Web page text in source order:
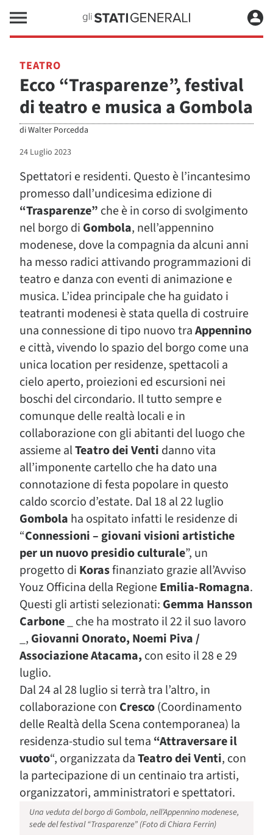
TEATRO
Ecco “Trasparenze”, festival
di teatro e musica a Gombola
diWalter Porcedda
24 Luglio 2023
Spettatori e residenti. Questo è l’incantesimo
promesso dall’undicesima edizione di
“Trasparenze” che è in corso di svolgimento
nel borgo di Gombola, nell’appennino
modenese, dove la compagnia da alcuni anni
ha messo radici attivando programmazioni di
teatro e danza con eventi di animazione e
musica. L’idea principale che ha guidato i
teatranti modenesi è stata quella di costruire
una connessione di tipo nuovo traAppennino
e città, vivendo lo spazio del borgo come una
unica location per residenze, spettacoli a
cielo aperto, proiezioni ed escursioni nei
boschi del circondario. Il tutto sempre e
comunque delle realtà locali e in
collaborazione con gli abitanti del luogo che
assieme alTeatro dei Venti danno vita
all’imponente cartello che ha dato una
connotazione di festa popolare in questo
caldo scorcio d’estate. Dal 18 al 22 luglio
Gombola ha ospitato infatti le residenze di
“Connessioni – giovani visioni artistiche
per un nuovo presidio culturale”, un
progetto di Korasfinanziato grazie all’Avviso
Youz Officina della RegioneEmilia-Romagna.
Questi gli artisti selezionati: Gemma Hansson
Carbone_ che ha mostrato il 22 il suo lavoro
_, Giovanni Onorato, Noemi Piva /
Associazione Atacama, con esito il 28 e 29
luglio.
Dal 24 al 28 luglio si terrà tra l’altro, in
collaborazione con Cresco(Coordinamento
delle Realtà della Scena contemporanea) la
residenza-studio sul tema “Attraversare il
vuoto“, organizzata daTeatro dei Venti, con
la partecipazione di un centinaio tra artisti,
organizzatori, amministratori e spettatori.
Una veduta del borgo di Gombola, nell’Appennino modenese,
sede del festival “Trasparenze” (Foto di Chiara Ferrin)